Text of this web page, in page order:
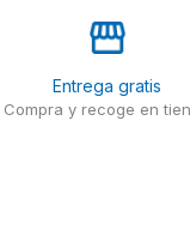
Entrega gratis
Compra y recoge en